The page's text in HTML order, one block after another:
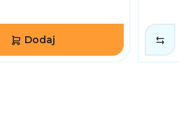
Dodaj